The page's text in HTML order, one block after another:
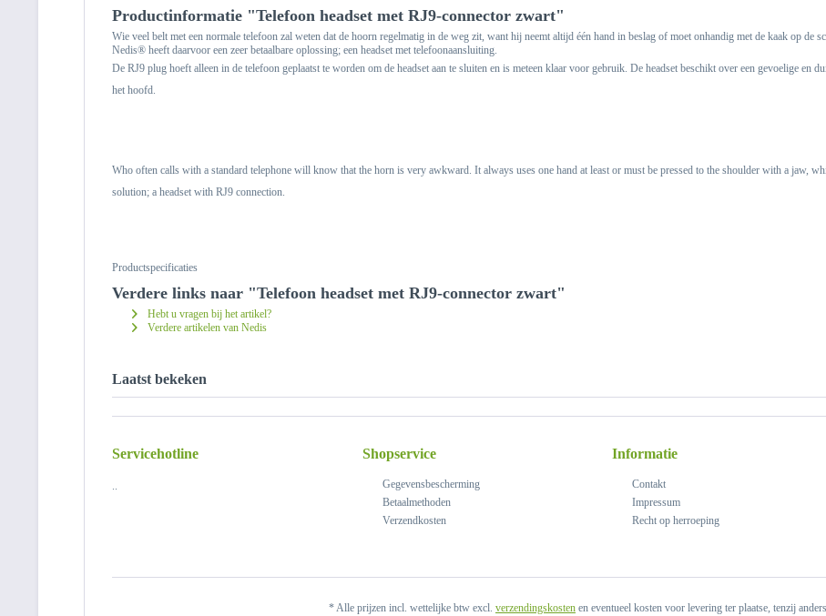
Productinformatie "Telefoon headset met RJ9-connector zwart"
Wie veel belt met een normale telefoon zal weten dat de hoorn regelmatig in de weg zit, want hij neemt altijd één hand in beslag of moet onhandig met de kaak op de
Nedis® heeft daarvoor een zeer betaalbare oplossing; een headset met telefoonaansluiting.
De RJ9 plug hoeft alleen in de telefoon geplaatst te worden om de headset aan te sluiten en is meteen klaar voor gebruik. De headset beschikt over een gevoelige
het hoofd.
Who often calls with a standard telephone will know that the horn is very awkward. It always uses one hand at least or must be pressed to the shoulder with a jaw,
solution; a headset with RJ9 connection.
Productspecificaties
Verdere links naar "Telefoon headset met RJ9-connector zwart"
Hebt u vragen bij het artikel?
Verdere artikelen van Nedis
Laatst bekeken
Servicehotline
..
Shopservice
Gegevensbescherming
Betaalmethoden
Verzendkosten
Informatie
Contakt
Impressum
Recht op herroeping
* Alle prijzen incl. wettelijke btw excl. verzendingskosten en eventueel kosten voor levering ter plaatse, tenzij